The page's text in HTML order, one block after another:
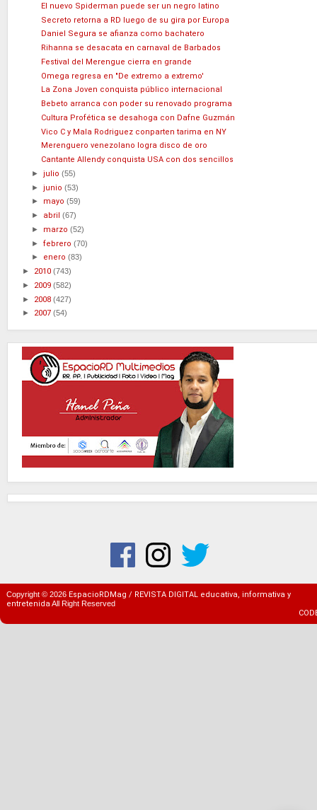
El nuevo Spiderman puede ser un negro latino
Secreto retorna a RD luego de su gira por Europa
Daniel Segura se afianza como bachatero
Rihanna se desacata en carnaval de Barbados
Festival del Merengue cierra en grande
Omega regresa en "De extremo a extremo'
La Zona Joven conquista público internacional
Bebeto arranca con poder su renovado programa
Cultura Profética se desahoga con Dafne Guzmán
Vico C y Mala Rodriguez conparten tarima en NY
Merenguero venezolano logra disco de oro
Cantante Allendy conquista USA con dos sencillos
►julio(55)
►junio(53)
► mayo(59)
► abril(67)
► marzo(52)
►febrero(70)
► enero(83)
► 2010 (743)
► 2009 (582)
► 2008 (427)
► 2007 (54)
Copyright © 2026 EspacioRDMag / REVISTA DIGITAL educativa, informativa y
entretenidaAll Right Reserved